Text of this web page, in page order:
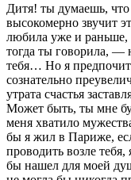
Дитя! ты думаешь, что
высокомерно звучит
любила уже и
тогда ты говорила, —
тебя… Но я
созна­тельно
утрата счастья
Может быть, ты мне
меня хватило
бы я жил в Па­риже,
проводить возле тебя,
бы нашел для моей